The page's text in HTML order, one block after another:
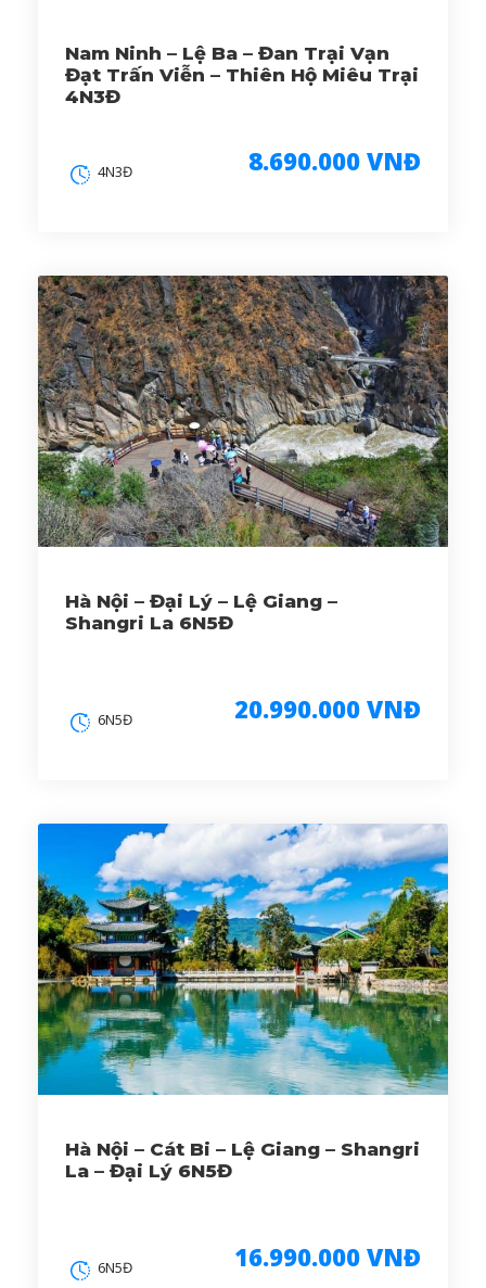
Nam Ninh – Lệ Ba – Đan Trại Vạn
Đạt Trấn Viễn – Thiên Hộ Miêu Trại
4N3Đ
8.690.000 VNĐ
4N3Đ
Hà Nội – Đại Lý – Lệ Giang –
Shangri La 6N5Đ
20.990.000 VNĐ
6N5Đ
Hà Nội – Cát Bi – Lệ Giang – Shangri
La – Đại Lý 6N5Đ
16.990.000 VNĐ
6N5Đ